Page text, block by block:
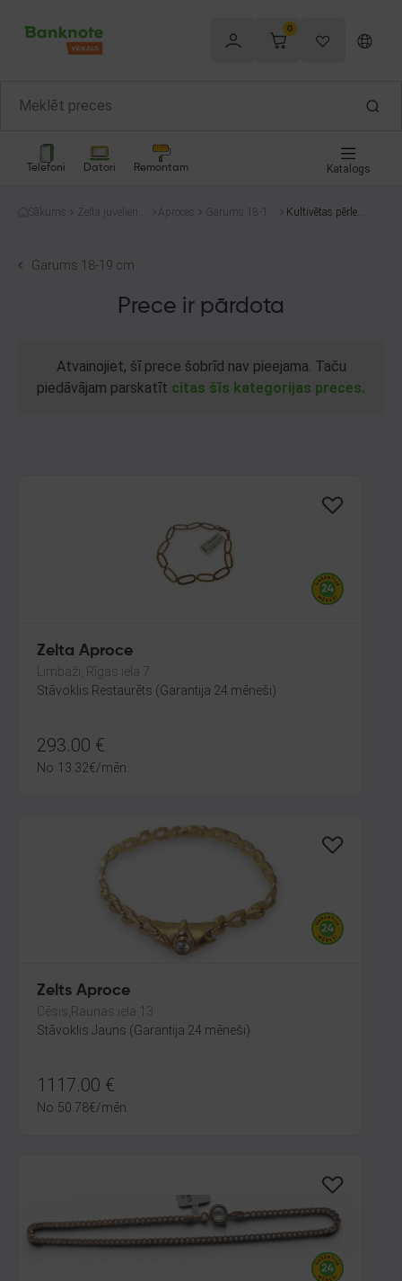
0
Telefoni Datori Remontam Katalogs
Sākums
Zelta juvelierizs
Aproces
Garums 18-19
Kultivētas pērles
Garums 18-19 cm
Prece ir pārdota
Atvainojiet, šī prece šobrīd nav pieejama. Taču
piedāvājam parskatīt citas šīs kategorijas preces.
Zelta Aproce
Limbaži, Rīgas iela 7
Stāvoklis Restaurēts (Garantija 24 mēneši)
293.00 €
No 13.32€/mēn.
Zelts Aproce
Cēsis,Raunas iela 13
Stāvoklis Jauns (Garantija 24 mēneši)
1117.00 €
No 50.78€/mēn.